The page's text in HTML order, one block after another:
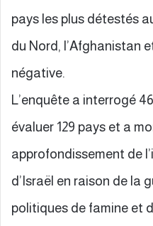
pays les plus détestés
du Nord, l’Afghanistan
négative.
L’enquête a interrogé
évaluer 129 pays et a
approfondissement de
d’Israël en raison de la
politiques de famine et